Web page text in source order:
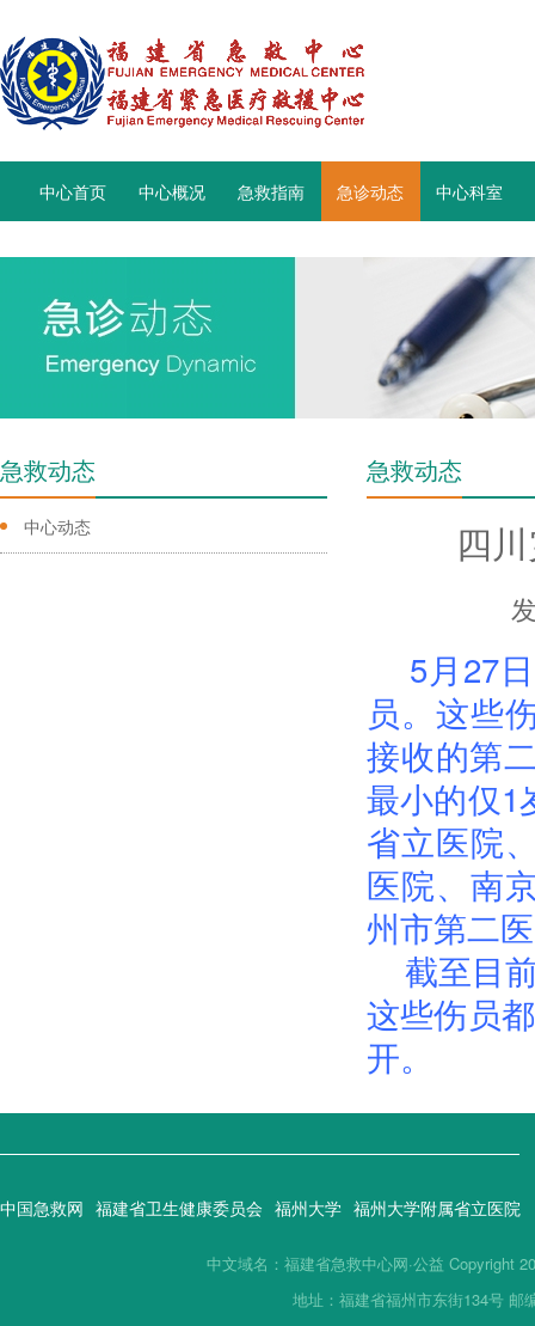
中心首页 中心概况 急救指南 急诊动态 中心科室
急救动态
中心动态
急救动态
四
5月27日
员。这些
接收的第
最小的仅1
省立医院
医院、南
州市第二
截至目
这些伤员
开。
中国急救网 福建省卫生健康委员会 福州大学 福州大学附属省立医院
中文域名：福建省急救中心网·公益 Copyright
地址：福建省福州市东街134号 邮